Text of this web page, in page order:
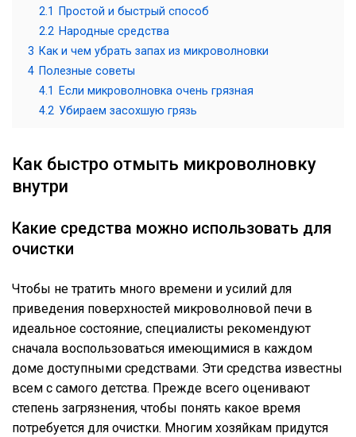
2.1
Простой и быстрый способ
2.2 Народные средства
3 Как и чем убрать запах из микроволновки
4 Полезные советы
4.1
Если микроволновка очень грязная
4.2 Убираем засохшую грязь
Как быстро отмыть микроволновку
внутри
Какие средства можно использовать для
очистки
Чтобы не тратить много времени и усилий для
приведения поверхностей микроволновой печи в
идеальное состояние, специалисты рекомендуют
сначала воспользоваться имеющимися в каждом
доме доступными средствами. Эти средства известны
всем с самого детства. Прежде всего оценивают
степень загрязнения, чтобы понять какое время
потребуется для очистки. Многим хозяйкам придутся